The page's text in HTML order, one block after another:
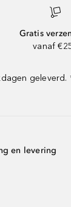
Gratis
vanaf
en levering